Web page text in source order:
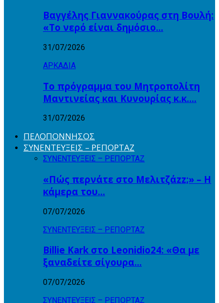
Βαγγέλης Γιαννακούρας στη Βουλή:
«Το νερό είναι δημόσιο…
31/07/2026
ΑΡΚΑΔΙΑ
Το πρόγραμμα του Μητροπολίτη
Μαντινείας και Κυνουρίας κ.κ….
31/07/2026
ΠΕΛΟΠΟΝΝΗΣΟΣ
ΣΥΝΕΝΤΕΥΞΕΙΣ – ΡΕΠΟΡΤΑΖ
ΣΥΝΕΝΤΕΥΞΕΙΣ – ΡΕΠΟΡΤΑΖ
«Πώς περνάτε στο Μελιτζάzz;» – Η
κάμερα του…
07/07/2026
ΣΥΝΕΝΤΕΥΞΕΙΣ – ΡΕΠΟΡΤΑΖ
Billie Kark στο Leonidio24: «Θα με
ξαναδείτε σίγουρα…
07/07/2026
ΣΥΝΕΝΤΕΥΞΕΙΣ – ΡΕΠΟΡΤΑΖ